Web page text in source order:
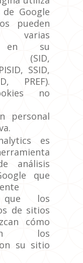
Google
pueden
varias
en su
(SID,
SSID,
PREF).
no
personal
es
análisis
que
que los
de sitios
cómo
los
su sitio